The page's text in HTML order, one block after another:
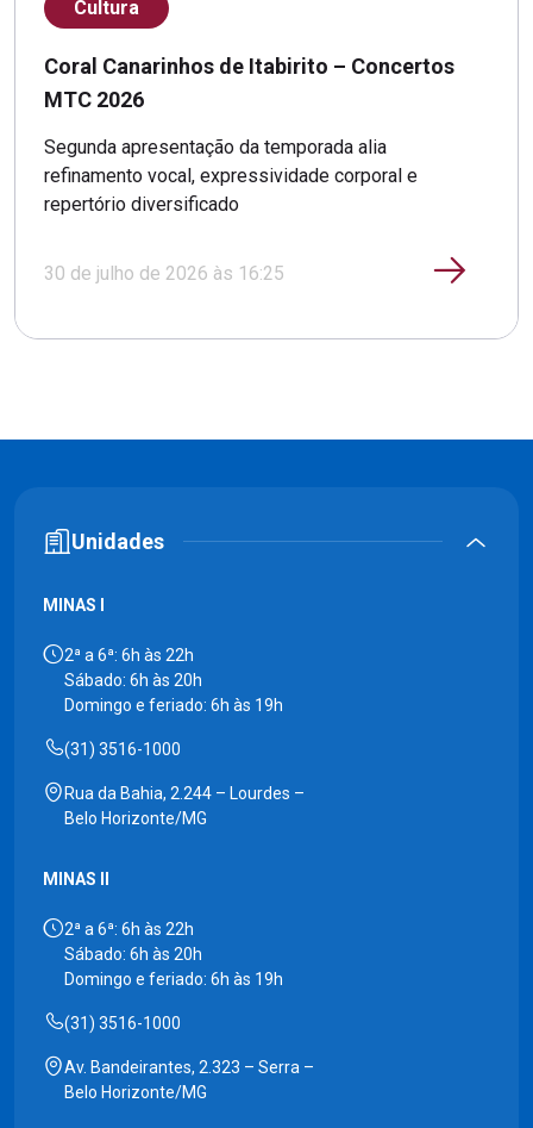
Cultura
Coral Canarinhos de Itabirito – Concertos
MTC 2026
Segunda apresentação da temporada alia
refinamento vocal, expressividade corporal e
repertório diversificado
30 de julho de 2026 às 16:25
Unidades
MINAS I
2ª a 6ª: 6h às 22h
Sábado: 6h às 20h
Domingo e feriado: 6h às 19h
(31) 3516-1000
Rua da Bahia, 2.244 – Lourdes –
Belo Horizonte/MG
MINAS II
2ª a 6ª: 6h às 22h
Sábado: 6h às 20h
Domingo e feriado: 6h às 19h
(31) 3516-1000
Av. Bandeirantes, 2.323 – Serra –
Belo Horizonte/MG